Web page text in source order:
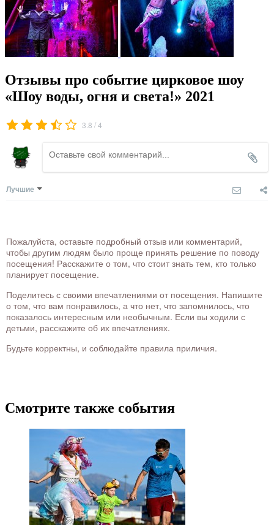
Отзывы про событие цирковое шоу
«Шоу воды, огня и света!» 2021
3.8 /4
Лучшие
Пожалуйста, оставьте подробный отзыв или комментарий,
чтобы другим людям было проще принять решение по поводу
посещения! Расскажите о том, что стоит знать тем, кто только
планирует посещение.
Поделитесь с своими впечатлениями от посещения. Напишите
о том, что вам понравилось, а что нет, что запомнилось, что
показалось интересным или необычным. Если вы ходили с
детьми, расскажите об их впечатлениях.
Будьте корректны, и соблюдайте правила приличия.
Смотрите также события